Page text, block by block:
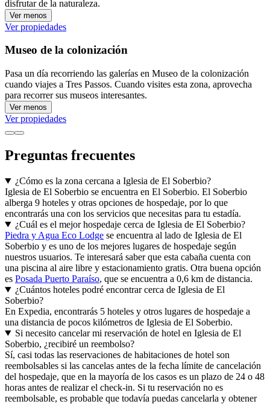
disfrutar de la naturaleza.
Ver menos
Ver propiedades
Museo de la colonización
Pasa un día recorriendo las galerías en Museo de la colonización
cuando viajes a Tres Passos. Cuando visites esta zona, aprovecha
para recorrer sus museos interesantes.
Ver menos
Ver propiedades
Preguntas frecuentes
¿Cómo es la zona cercana a Iglesia de El Soberbio?
Iglesia de El Soberbio se encuentra en El Soberbio. El Soberbio
alberga 9 hoteles y otras opciones de hospedaje, por lo que
encontrarás una con los servicios que necesitas para tu estadía.
¿Cuál es el mejor hospedaje cerca de Iglesia de El Soberbio?
Piedra y Agua Eco Lodge se encuentra al lado de Iglesia de El
Soberbio y es uno de los mejores lugares de hospedaje según
nuestros usuarios. Te interesará saber que esta cabaña cuenta con
una piscina al aire libre y estacionamiento gratis. Otra buena opción
es Posada Puerto Paraíso, que se encuentra a 0,6 km de distancia.
¿Cuántos hoteles podré encontrar cerca de Iglesia de El
Soberbio?
En Expedia, encontrarás 5 hoteles y otros lugares de hospedaje a
una distancia de pocos kilómetros de Iglesia de El Soberbio.
Si necesito cancelar mi reservación de hotel en Iglesia de El
Soberbio, ¿recibiré un reembolso?
Sí, casi todas las reservaciones de habitaciones de hotel son
reembolsables si las cancelas antes de la fecha límite de cancelación
del hospedaje, que en la mayoría de los casos es un plazo de 24 o 48
horas antes de realizar el check-in. Si tu reservación no es
reembolsable, es probable que todavía puedas cancelarla y obtener